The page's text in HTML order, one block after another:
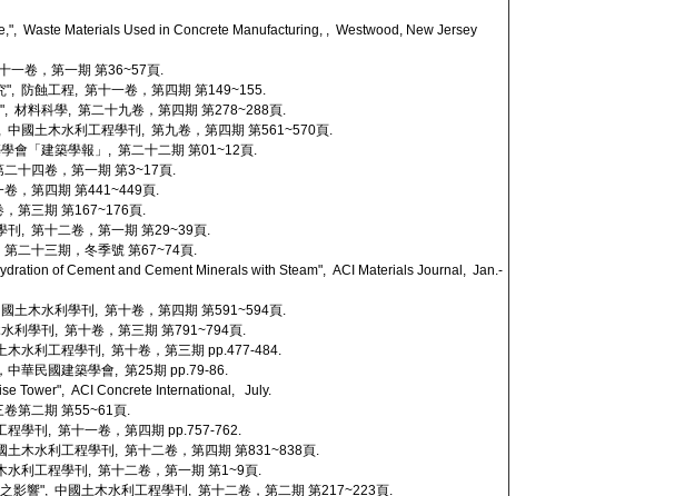
Waste Materials Used in Concrete Manufacturing, , Westwood, New Jersey
一卷，第一期 第36~57頁.
", 防蝕工程, 第十一卷，第四期 第149~155.
材料科學, 第二十九卷，第四期 第278~288頁.
國土木水利工程學刊, 第九卷，第四期 第561~570頁.
會「建築學報」, 第二十二期 第01~12頁.
十四卷，第一期 第3~17頁.
，第四期 第441~449頁.
第三期 第167~176頁.
刊, 第十二卷，第一期 第29~39頁.
二十三期，冬季號 第67~74頁.
of Cement and Cement Minerals with Steam", ACI Materials Journal, Jan.-
土木水利學刊, 第十卷，第四期 第591~594頁.
利學刊, 第十卷，第三期 第791~794頁.
水利工程學刊, 第十卷，第三期 pp.477-484.
中華民國建築學會, 第25期 pp.79-86.
Tower", ACI Concrete International, July.
第二期 第55~61頁.
程學刊, 第十一卷，第四期 pp.757-762.
木水利工程學刊, 第十二卷，第四期 第831~838頁.
利工程學刊, 第十二卷，第一期 第1~9頁.
影響", 中國土木水利工程學刊, 第十二卷，第二期 第217~223頁.